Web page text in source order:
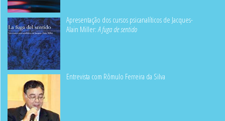
Apresentação dos cursos psicanalíticos de Jacques-
Alain Miller:A fuga de sentido
Entrevista com Rômulo Ferreira da Silva